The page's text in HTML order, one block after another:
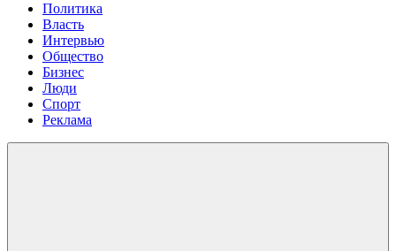
Политика
Власть
Интервью
Общество
Бизнес
Люди
Спорт
Реклама